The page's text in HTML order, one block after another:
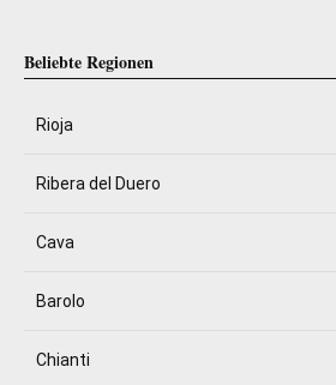
Beliebte Regionen
Rioja
Ribera del Duero
Cava
Barolo
Chianti